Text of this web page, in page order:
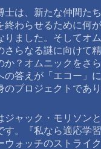
士は、新たな仲間た
終わらせるために何
りました。そしてオ
さらなる謎に向けて
か？オムニックをさ
の答えが「エコー」
のプロジェクトであ
ジャック・モリソン
す。『私なら適応学
ウォッチのストライ